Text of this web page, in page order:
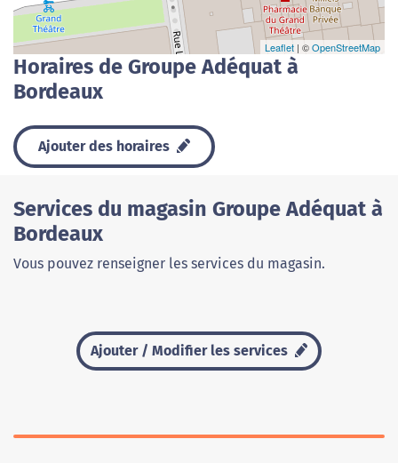
Leaflet | ©OpenStreetMap
Horaires de Groupe Adéquat à
Bordeaux
Ajouter des horaires
Services du magasin Groupe Adéquat à
Bordeaux
Vous pouvez renseigner les services du magasin.
Ajouter / Modifier les services